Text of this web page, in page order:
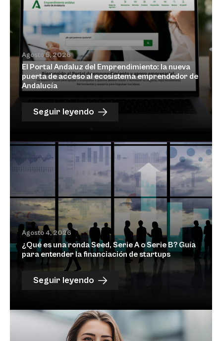
Agosto 5, 2026
El Portal Andaluz del Emprendimiento: la nueva
puerta de acceso al ecosistema emprendedor de
Andalucía
Seguir leyendo
Agosto 4, 2026
¿Qué es una ronda Seed, Serie A o Serie B? Guía
para entender la financiación de startups
Seguir leyendo